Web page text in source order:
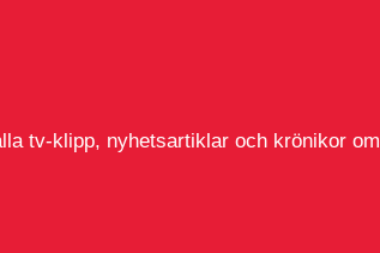
tv-klipp, nyhetsartiklar och krönikor om